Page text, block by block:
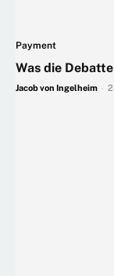
Payment
Was die
Jacob von Ingelheim